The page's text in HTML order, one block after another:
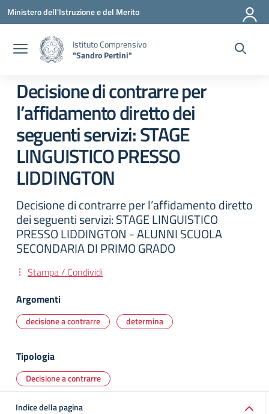
Vai ai contenuti
Vai al menu di navigazione
Vai al footer
Ministero dell'Istruzione e del Merito
Istituto Comprensivo
"Sandro Pertini"
Decisione di contrarre per
l’affidamento diretto dei
seguenti servizi: STAGE
LINGUISTICO PRESSO
LIDDINGTON
Decisione di contrarre per l’affidamento diretto
dei seguenti servizi: STAGE LINGUISTICO
PRESSO LIDDINGTON - ALUNNI SCUOLA
SECONDARIA DI PRIMO GRADO
Stampa / Condividi
Argomenti
decisione a contrarre determina
Tipologia
Decisione a contrarre
Indice della pagina